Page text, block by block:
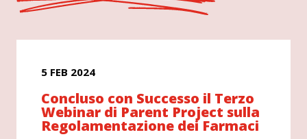
5 FEB 2024
Concluso con Successo il Terzo
Webinar di Parent Project sulla
Regolamentazione dei Farmaci